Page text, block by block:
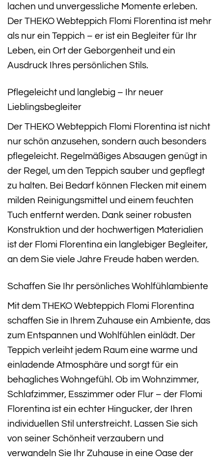
lachen und unvergessliche Momente erleben.
Der THEKO Webteppich Flomi Florentina ist mehr
als nur ein Teppich – er ist ein Begleiter für Ihr
Leben, ein Ort der Geborgenheit und ein
Ausdruck Ihres persönlichen Stils.
Pflegeleicht und langlebig – Ihr neuer
Lieblingsbegleiter
Der THEKO Webteppich Flomi Florentina ist nicht
nur schön anzusehen, sondern auch besonders
pflegeleicht. Regelmäßiges Absaugen genügt in
der Regel, um den Teppich sauber und gepflegt
zu halten. Bei Bedarf können Flecken mit einem
milden Reinigungsmittel und einem feuchten
Tuch entfernt werden. Dank seiner robusten
Konstruktion und der hochwertigen Materialien
ist der Flomi Florentina ein langlebiger Begleiter,
an dem Sie viele Jahre Freude haben werden.
Schaffen Sie Ihr persönliches Wohlfühlambiente
Mit dem THEKO Webteppich Flomi Florentina
schaffen Sie in Ihrem Zuhause ein Ambiente, das
zum Entspannen und Wohlfühlen einlädt. Der
Teppich verleiht jedem Raum eine warme und
einladende Atmosphäre und sorgt für ein
behagliches Wohngefühl. Ob im Wohnzimmer,
Schlafzimmer, Esszimmer oder Flur – der Flomi
Florentina ist ein echter Hingucker, der Ihren
individuellen Stil unterstreicht. Lassen Sie sich
von seiner Schönheit verzaubern und
verwandeln Sie Ihr Zuhause in eine Oase der